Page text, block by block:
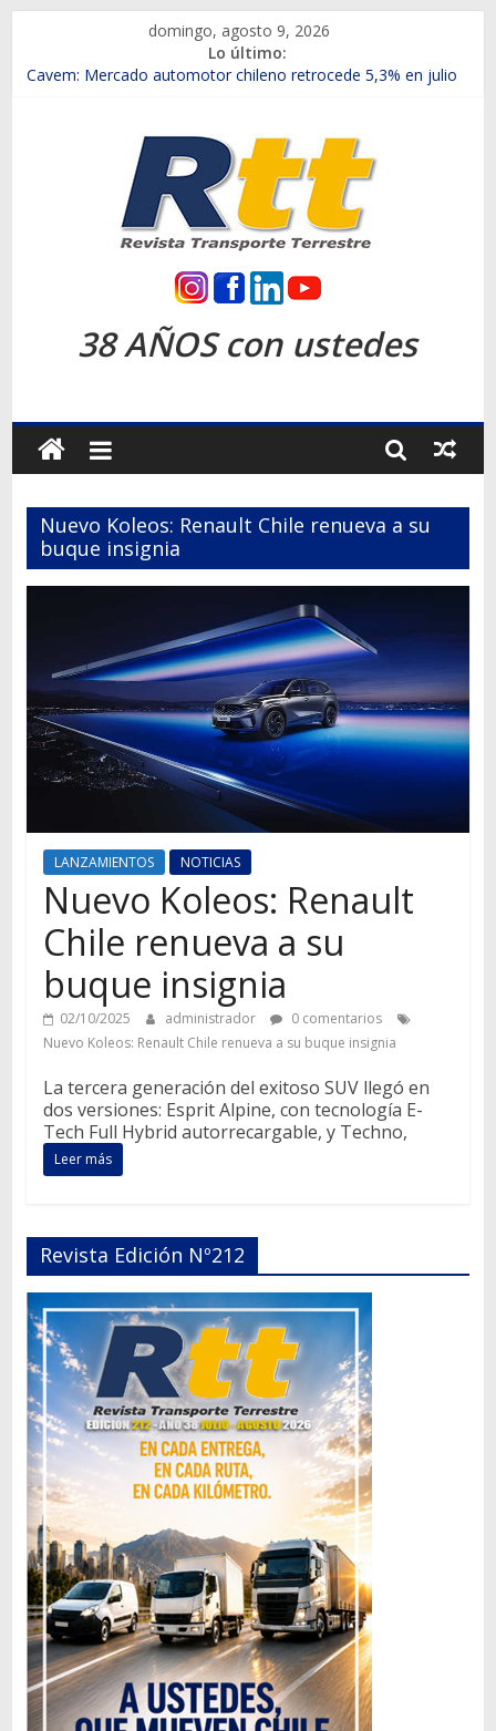
contenido
domingo, agosto 9, 2026
Lo último:
Chile es el primer mercado internacional en lanzar la nueva
Salfa suma vehículos electrificados de Chevrolet en el Biobío
Samex amplía su red con nuevas sucursales en Rancagua y
SINOTRUK Pick-ups presentó la recién estrenada Bolden en
la Expo Compras Públicas 2026
Revista
Transporte
Terrestre
Autos,
camiones,
motos,
transporte
38 AÑOS con ustedes
Nuevo Koleos: Renault Chile renueva a su
buque insignia
LANZAMIENTOS NOTICIAS
Nuevo Koleos: Renault
Chile renueva a su
buque insignia
02/10/2025 administrador
0 comentarios
Nuevo Koleos: Renault Chile renueva a su buque insignia
La tercera generación del exitoso SUV llegó en
dos versiones: Esprit Alpine, con tecnología E-
Tech Full Hybrid autorrecargable, y Techno,
Leer más
Revista Edición Nº212